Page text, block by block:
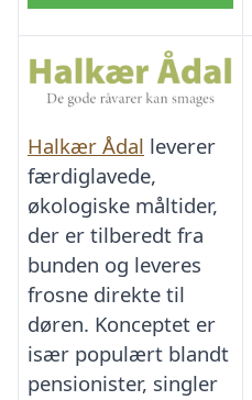
Halkær Ådal leverer
færdiglavede,
økologiske måltider,
der er tilberedt fra
bunden og leveres
frosne direkte til
døren. Konceptet er
især populært blandt
pensionister, singler